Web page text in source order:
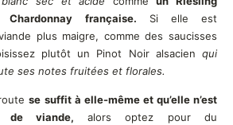
française. Si elle est
plus maigre, comme des saucisses
plutôt un Pinot Noir alsacien qui
ses notes fruitées et florales.
se suffit à elle-même et qu’elle n’est
de viande, alors optez pour du